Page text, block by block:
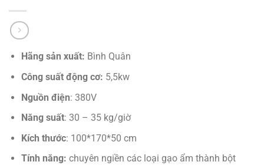
Hãng sản xuất: Bình Quân
Công suất động cơ: 5,5kw
Nguồn điện: 380V
Năng suất: 30 – 35 kg/giờ
Kích thước: 100*170*50 cm
Tính năng: chuyên ngiền các loại gạo ẩm thành bột